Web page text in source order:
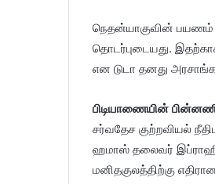
நெதன்யாகுவின்
தொடர்புடையது.
என டுடா தனது
பிடியாணையின்
சர்வதேச குற்றவியல்
ஹமாஸ் தலைவர்
மனிதகுலத்திற்கு